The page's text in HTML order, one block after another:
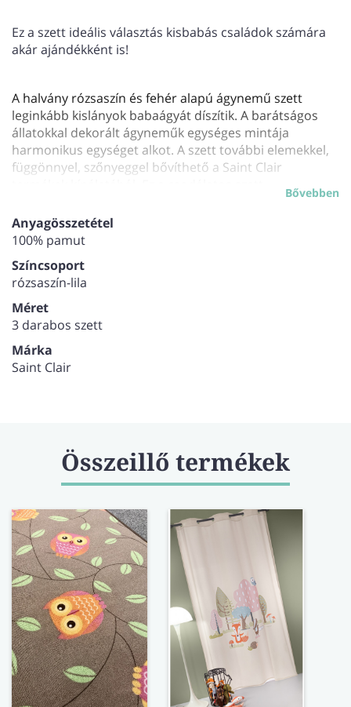
Ez a szett ideális választás kisbabás családok számára
akár ajándékként is!
A halvány rózsaszín és fehér alapú ágynemű szett
leginkább kislányok babaágyát díszítik. A barátságos
állatokkal dekorált ágyneműk egységes mintája
harmonikus egységet alkot. A szett további elemekkel,
függönnyel, szőnyeggel bővíthető a Saint Clair
biztonságos legyen, hanem stílusos és kényelmes is.
A szettben található egy 187*40 cm-es ágyrács védő,
amely megvédi a babát attól, hogy az ágy rácsaiban
ütődjön meg. Ezen kívül egy 105*145 cm-es
paplanhuzat és egy 40*30 cm-es kispárnahuzat is
megtalálható. A szett anyaga 100% pamut, kifejezetten
a kicsik érzékeny bőre számára tervezve. A pamut
babák kényelméről és biztonságáról. A praktikus
cipzáras "poggyászban" történő csomagolás
Bővebben
Anyagösszetétel
100% pamut
Színcsoport
rózsaszín-lila
Méret
3 darabos szett
Márka
Saint Clair
Összeillő termékek